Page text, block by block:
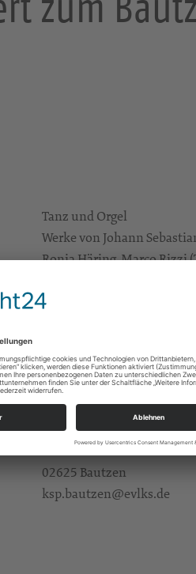
Tanz und Orgel
Werke von Johann
Ronja Häring, Marco Rizzi
Dom St. Petri
https://
Konzerte/Theater/Musik
Alle
KSP Bautzen
Am Stadtwall 12
02625 Bautzen
ksp.bautzen@evlks.de